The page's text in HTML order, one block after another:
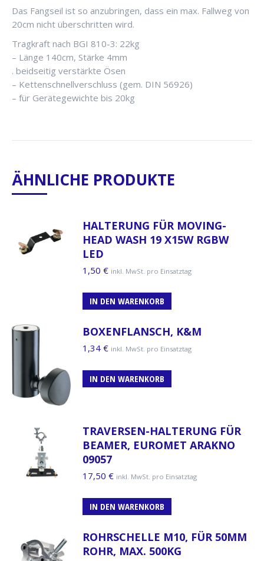
Das Fangseil ist so anzubringen, dass ein max. Fallweg von
20cm nicht überschritten wird.
Tragkraft nach BGI 810-3: 22kg
– Länge 140cm, Stärke 4mm
. beidseitig verstärkte Ösen
– Kettenschnellverschluss (gem. DIN 56926)
– für Gerätegewichte bis 20kg
ÄHNLICHE PRODUKTE
HALTERUNG FÜR MOVING-
HEAD WASH 19 X15W RGBW
LED
1,50 € inkl. MwSt. pro Einsatztag
IN DEN WARENKORB
BOXENFLANSCH, K&M
1,34 € inkl. MwSt. pro Einsatztag
IN DEN WARENKORB
TRAVERSEN-HALTERUNG FÜR
BEAMER, EUROMET ARAKNO
09057
17,50 € inkl. MwSt. pro Einsatztag
IN DEN WARENKORB
ROHRSCHELLE M10, FÜR 50MM
ROHR, MAX. 500KG